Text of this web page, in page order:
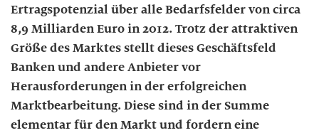
Ertragspotenzial über alle Bedarfsfelder von circa
8,9 Milliarden Euro in 2012. Trotz der attraktiven
Größe des Marktes stellt dieses Geschäftsfeld
Banken und andere Anbieter vor
Herausforderungen in der erfolgreichen
Marktbearbeitung. Diese sind in der Summe
elementar für den Markt und fordern eine